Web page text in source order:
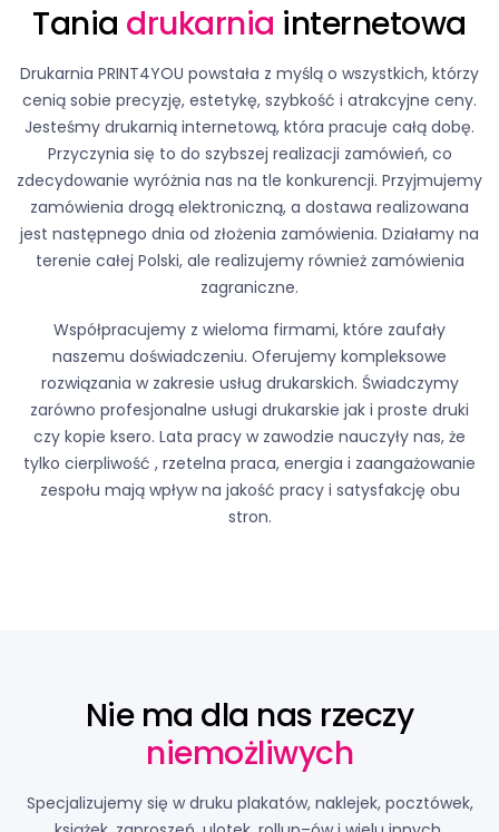
Tania drukarnia internetowa
Drukarnia PRINT4YOU powstała z myślą o wszystkich, którzy
cenią sobie precyzję, estetykę, szybkość i atrakcyjne ceny.
Jesteśmy drukarnią internetową, która pracuje całą dobę.
Przyczynia się to do szybszej realizacji zamówień, co
zdecydowanie wyróżnia nas na tle konkurencji. Przyjmujemy
zamówienia drogą elektroniczną, a dostawa realizowana
jest następnego dnia od złożenia zamówienia. Działamy na
terenie całej Polski, ale realizujemy również zamówienia
zagraniczne.
Współpracujemy z wieloma firmami, które zaufały
naszemu doświadczeniu. Oferujemy kompleksowe
rozwiązania w zakresie usług drukarskich. Świadczymy
zarówno profesjonalne usługi drukarskie jak i proste druki
czy kopie ksero. Lata pracy w zawodzie nauczyły nas, że
tylko cierpliwość , rzetelna praca, energia i zaangażowanie
zespołu mają wpływ na jakość pracy i satysfakcję obu
stron.
Nie ma dla nas rzeczy
niemożliwych
Specjalizujemy się w druku plakatów, naklejek, pocztówek,